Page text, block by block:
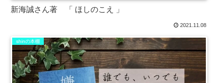
新海誠さん著 「 ほしのこえ 」
2021.11.08
shinの本棚